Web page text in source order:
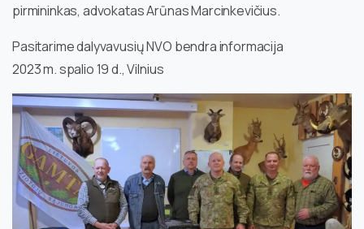
pirmininkas, advokatas Arūnas Marcinkevičius.
Pasitarime dalyvavusių NVO bendra informacija
2023 m. spalio 19 d., Vilnius